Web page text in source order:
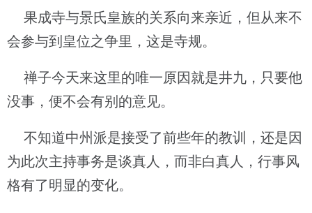
果成寺与景氏皇族的关系向来亲近，但从来不
会参与到皇位之争里，这是寺规。
禅子今天来这里的唯一原因就是井九，只要他
没事，便不会有别的意见。
不知道中州派是接受了前些年的教训，还是因
为此次主持事务是谈真人，而非白真人，行事风
格有了明显的变化。